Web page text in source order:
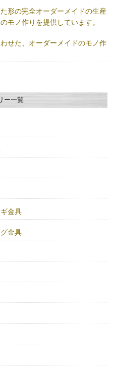
形の完全オーダーメイドの生産
モノ作りを提供しています。
せた、オーダーメイドのモノ作
ー一覧
金具
金具